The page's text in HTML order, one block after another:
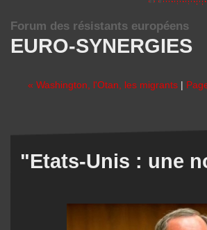
EURO-SYNERGIES
Forum des résistants européens
« Washington, l'Otan, les migrants |
"Etats-Unis : une